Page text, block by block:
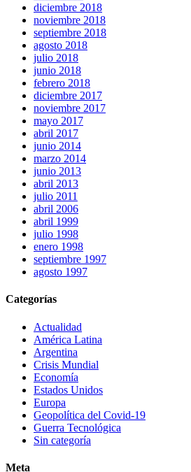
diciembre 2018
noviembre 2018
septiembre 2018
agosto 2018
julio 2018
junio 2018
febrero 2018
diciembre 2017
noviembre 2017
mayo 2017
abril 2017
junio 2014
marzo 2014
junio 2013
abril 2013
julio 2011
abril 2006
abril 1999
julio 1998
enero 1998
septiembre 1997
agosto 1997
Categorías
Actualidad
América Latina
Argentina
Crisis Mundial
Economía
Estados Unidos
Europa
Geopolítica del Covid-19
Guerra Tecnológica
Sin categoría
Meta